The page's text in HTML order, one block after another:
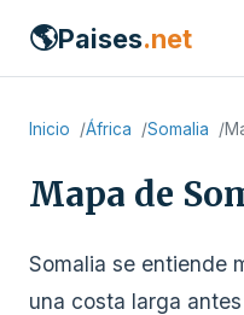
🌎Paises.net
Inicio África Somalia
Mapa de
Somalia se entiende
una costa larga